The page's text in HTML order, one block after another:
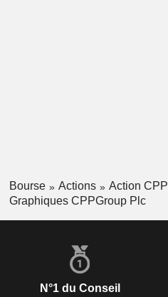
Bourse Actions
Action CPP
Graphiques CPPGroup Plc
N°1 du Conseil